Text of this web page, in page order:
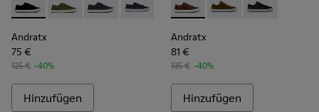
Andratx - K100158-021 - Schwarze Sneaker aus Textil Für
Andratx - K100158-020 - Grüner Herrensneaker aus
Andratx - K100158-018 - Blaue Textil-
Andratx - K100158-011 - Blue
Andratx
75 €
125 € -40%
Hinzufügen
Andratx - K100231-029 -
Andratx - K100231-
Andratx -
Andratx
81 €
135 € -40%
Hinzufügen